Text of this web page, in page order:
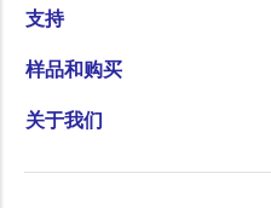
支持
样品和购买
关于我们
跳转至页面部分：